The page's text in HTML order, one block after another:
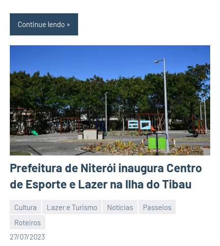
Continue lendo
Prefeitura de Niterói inaugura Centro
de Esporte e Lazer na Ilha do Tibau
Cultura Lazer e Turismo Notícias
Passeios
Roteiros
27/07/2023
Editor
DN